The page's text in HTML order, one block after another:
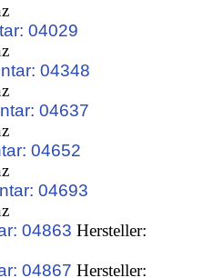
04029
04348
04637
04652
04693
04863 Hersteller:
04867 Hersteller: